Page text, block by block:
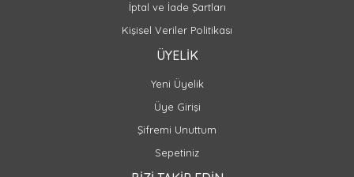
İptal ve İade Şartları
Kişisel Veriler Politikası
ÜYELİK
Yeni Üyelik
Üye Girişi
Şifremi Unuttum
Sepetiniz